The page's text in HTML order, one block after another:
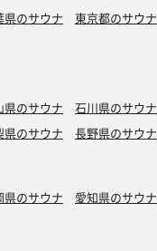
県のサウナ
東京都のサウナ
県のサウナ
石川県のサウナ
県のサウナ 長野県のサウナ
県のサウナ
愛知県のサウナ